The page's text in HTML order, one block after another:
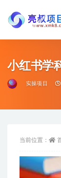
小红书学
实操项目
当前位置：